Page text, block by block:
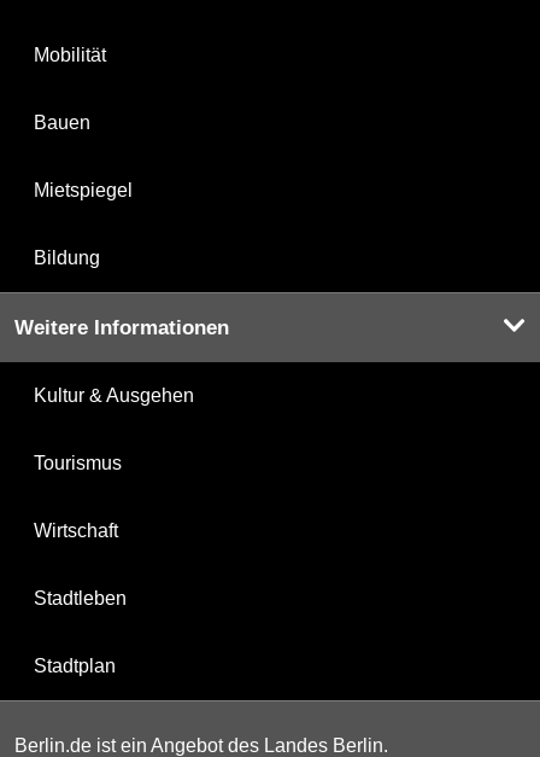
Mobilität
Bauen
Mietspiegel
Bildung
Weitere Informationen
Kultur & Ausgehen
Tourismus
Wirtschaft
Stadtleben
Stadtplan
Berlin.de ist ein Angebot des Landes Berlin.